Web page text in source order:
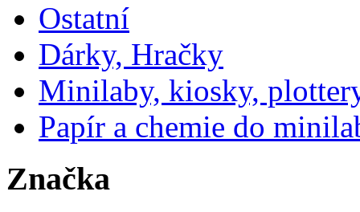
Ostatní
Dárky, Hračky
Minilaby, kiosky,
Papír a chemie do
Značka